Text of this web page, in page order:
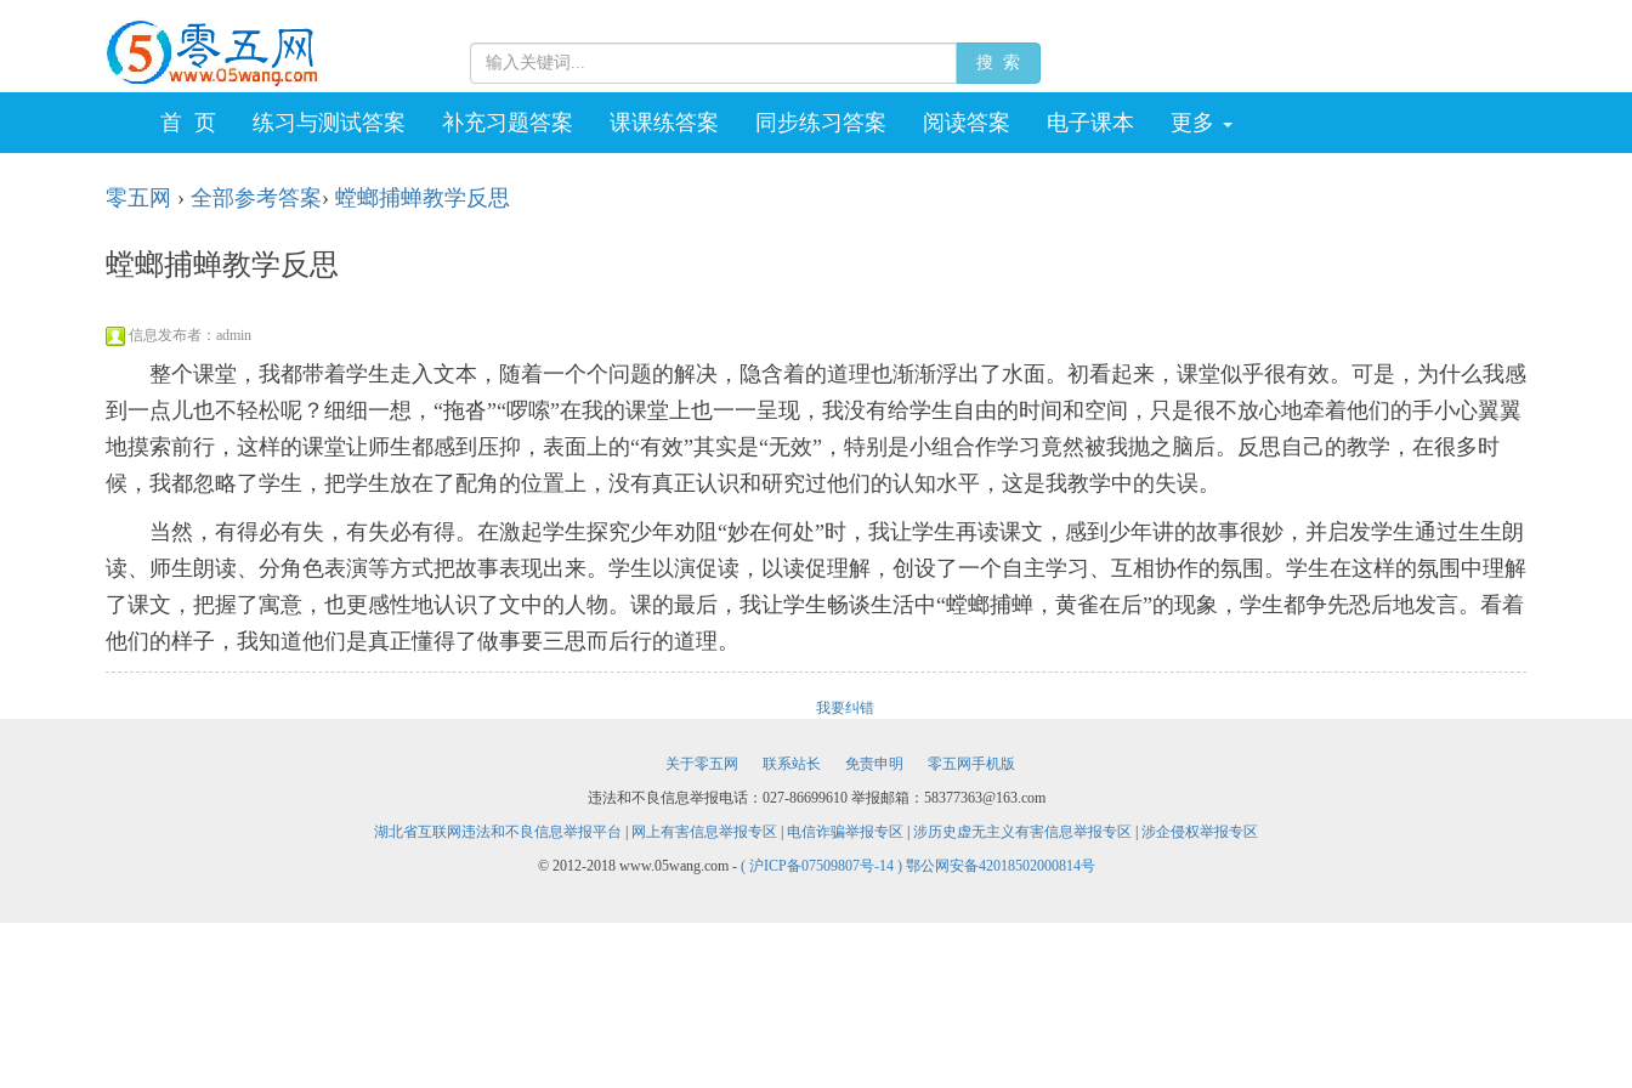
搜 索
首 页 练习与测试答案 补充习题答案 课课练答案 同步练习答案 阅读答案 电子课本 更多
零五网 › 全部参考答案› 螳螂捕蝉教学反思
螳螂捕蝉教学反思
信息发布者：admin
整个课堂，我都带着学生走入文本，随着一个个问题的解决，隐含着的道理也渐渐浮出了水面。初看起来，课堂似乎很有效。可是，为什么我感
到一点儿也不轻松呢？细细一想，“拖沓”“啰嗦”在我的课堂上也一一呈现，我没有给学生自由的时间和空间，只是很不放心地牵着他们的手小心翼翼
地摸索前行，这样的课堂让师生都感到压抑，表面上的“有效”其实是“无效”，特别是小组合作学习竟然被我抛之脑后。反思自己的教学，在很多时
候，我都忽略了学生，把学生放在了配角的位置上，没有真正认识和研究过他们的认知水平，这是我教学中的失误。
当然，有得必有失，有失必有得。在激起学生探究少年劝阻“妙在何处”时，我让学生再读课文，感到少年讲的故事很妙，并启发学生通过生生朗
读、师生朗读、分角色表演等方式把故事表现出来。学生以演促读，以读促理解，创设了一个自主学习、互相协作的氛围。学生在这样的氛围中理解
了课文，把握了寓意，也更感性地认识了文中的人物。课的最后，我让学生畅谈生活中“螳螂捕蝉，黄雀在后”的现象，学生都争先恐后地发言。看着
他们的样子，我知道他们是真正懂得了做事要三思而后行的道理。
我要纠错
关于零五网 联系站长 免责申明
零五网手机版
违法和不良信息举报电话：027-86699610 举报邮箱：58377363@163.com
湖北省互联网违法和不良信息举报平台
网上有害信息举报专区 电信诈骗举报专区 涉历史虚无主义有害信息举报专区
涉企侵权举报专区
© 2012-2018 www.05wang.com - ( 沪ICP备07509807号-14 ) 鄂公网安备42018502000814号